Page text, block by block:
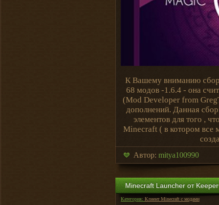
К Вашему вниманию
68 модов -1.6.4 - она
(Mod Developer from
дополнений. Данная
элементов для того ,
Minecraft ( в котором все
Автор: mitya100990
Minecraft Launcher от
Категория: Клиент Minecraft с модами